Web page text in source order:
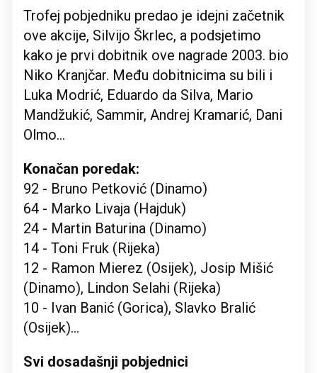
Trofej pobjedniku predao je idejni začetnik
ove akcije, Silvijo Škrlec, a podsjetimo
kako je prvi dobitnik ove nagrade 2003. bio
Niko Kranjčar. Među dobitnicima su bili i
Luka Modrić, Eduardo da Silva, Mario
Mandžukić, Sammir, Andrej Kramarić, Dani
Olmo...
Konačan poredak:
92 - Bruno Petković (Dinamo)
64 - Marko Livaja (Hajduk)
24 - Martin Baturina (Dinamo)
14 - Toni Fruk (Rijeka)
12 - Ramon Mierez (Osijek), Josip Mišić
(Dinamo), Lindon Selahi (Rijeka)
10 - Ivan Banić (Gorica), Slavko Bralić
(Osijek)...
Svi dosadašnji pobjednici